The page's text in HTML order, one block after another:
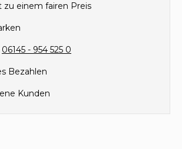
einem fairen Preis
06145 - 954 525 0
Bezahlen
Kunden